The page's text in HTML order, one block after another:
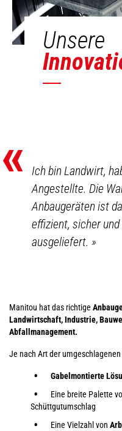
Unsere
«
Ich bin Landwirt,
Angestellte. Die
Anbaugeräten ist
effizient, sicher
ausgeliefert.»
Manitou hat das richtige
Landwirtschaft, Industrie,
Abfallmanagement.
Je nach Art der
Gabelmontierte
Eine breite Palette
Schüttgutumschlag
Eine Vielzahl von